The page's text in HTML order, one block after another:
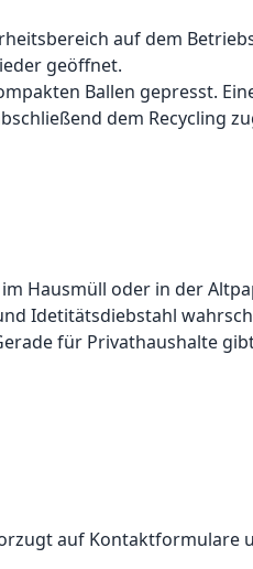
auf dem
geöffnet.
Ballen gepresst.
dem Recycling
Hausmüll oder in der
Idetitätsdiebstahl
für Privathaushalte
auf Kontaktformulare